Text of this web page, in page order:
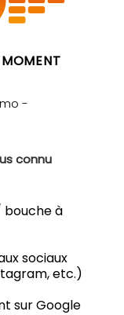
connu
bouche à
sociaux
etc.)
sur Google